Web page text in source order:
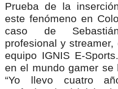
Prueba de la
este fenómeno en
caso de
profesional y
equipo IGNIS E-
en el mundo gamer se
“Yo llevo cuatro